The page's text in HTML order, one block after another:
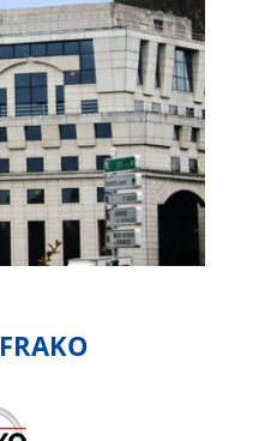
FRAKO